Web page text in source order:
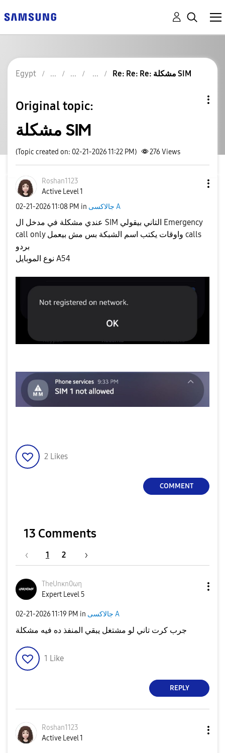
Egypt Re: Re: Re: مشكلة SIM
Original topic:
مشكلة SIM
(Topic created on: 02-21-2026 11:22 PM) 276 Views
Roshan1123
Active Level 1
‎02-21-202611:08 PM in جالاكسى A
عندي مشكلة في مدخل ال SIM التاني بيقولي Emergency
call only واوقات يكتب اسم الشبكة بس مش بيعمل calls
نوع الموبايل A54
2 Likes
COMMENT
13 Comments
1 2
TheUnκn0ωη
Expert Level 5
‎02-21-202611:19 PM in جالاكسى A
جرب كرت تاني لو مشتغل يبقي المنفذ ده فيه مشكلة
1 Like
REPLY
Roshan1123
Active Level 1